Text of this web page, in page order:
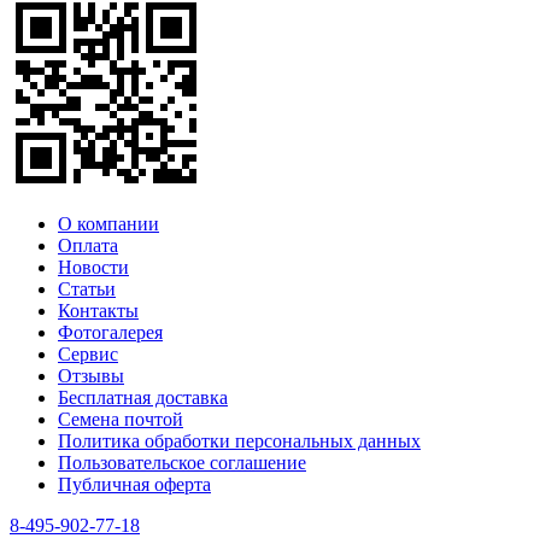
О компании
Оплата
Новости
Статьи
Контакты
Фотогалерея​
Сервис
Отзывы
Бесплатная доставка
Семена почтой
Политика обработки персональных данных
Пользовательское соглашение
Публичная оферта
8-495-902-77-18